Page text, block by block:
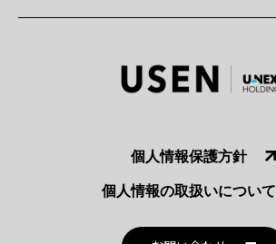
個人情報保護方針
個人情報の取扱いについて